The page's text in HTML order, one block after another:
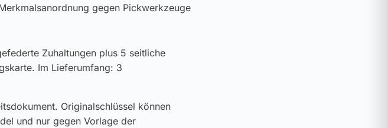
gegen Pickwerkzeuge
Zuhaltungen plus 5 seitliche
Im Lieferumfang: 3
Originalschlüssel können
und nur gegen Vorlage der